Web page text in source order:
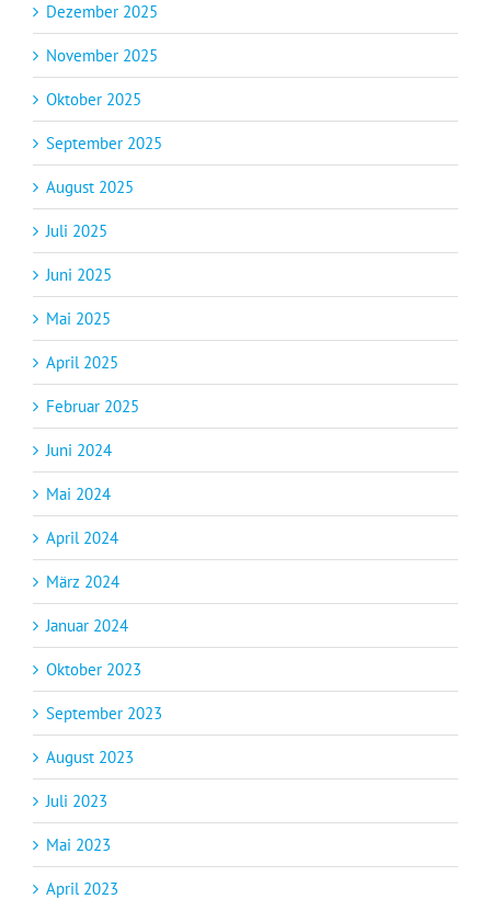
Dezember 2025
November 2025
Oktober 2025
September 2025
August 2025
Juli 2025
Juni 2025
Mai 2025
April 2025
Februar 2025
Juni 2024
Mai 2024
April 2024
März 2024
Januar 2024
Oktober 2023
September 2023
August 2023
Juli 2023
Mai 2023
April 2023